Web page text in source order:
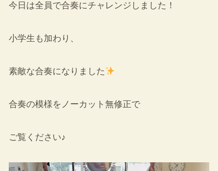
今日は全員で合奏にチャレンジしました！
小学生も加わり、
素敵な合奏になりました
合奏の模様をノーカット無修正で
ご覧ください♪